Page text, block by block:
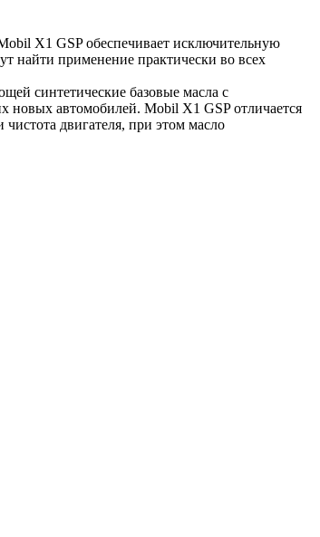
X1 GSP обеспечивает исключительную
найти применение практически во всех
синтетические базовые масла с
новых автомобилей. Mobil X1 GSP отличается
двигателя, при этом масло